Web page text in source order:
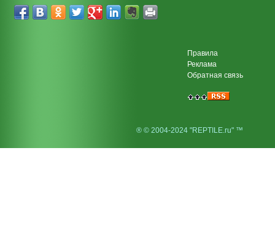
Правила
Реклама
Обратная связь
® © 2004-2024 "REPTILE.ru" ™